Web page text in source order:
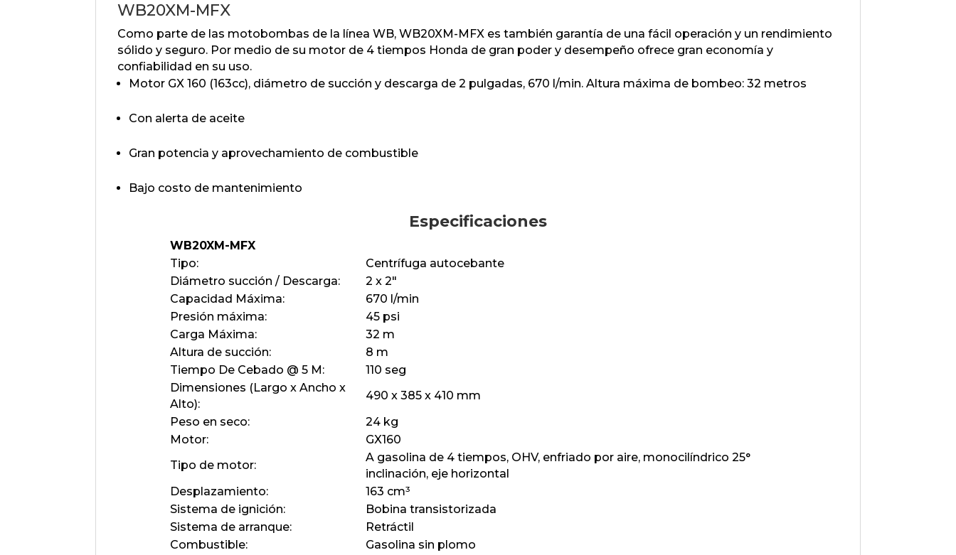
WB20XM-MFX
Como parte de las motobombas de la línea WB, WB20XM-MFX es también garantía de una fácil operación y un rendimiento
sólido y seguro. Por medio de su motor de 4 tiempos Honda de gran poder y desempeño ofrece gran economía y
confiabilidad en su uso.
Motor GX 160 (163cc), diámetro de succión y descarga de 2 pulgadas, 670 l/min. Altura máxima de bombeo: 32 metros
Con alerta de aceite
Gran potencia y aprovechamiento de combustible
Bajo costo de mantenimiento
Especificaciones
WB20XM-MFX
Tipo:
Centrífuga autocebante
Diámetro succión / Descarga:
2 x 2"
Capacidad Máxima:
670 l/min
Presión máxima:
45 psi
Carga Máxima:
32 m
Altura de succión:
8 m
Tiempo De Cebado @ 5 M:
110 seg
Dimensiones (Largo x Ancho x
Alto):
490 x 385 x 410 mm
Peso en seco:
24 kg
Motor:
GX160
Tipo de motor:
A gasolina de 4 tiempos, OHV, enfriado por aire, monocilíndrico 25°
inclinación, eje horizontal
Desplazamiento:
163 cm³
Sistema de ignición:
Bobina transistorizada
Sistema de arranque:
Retráctil
Combustible:
Gasolina sin plomo